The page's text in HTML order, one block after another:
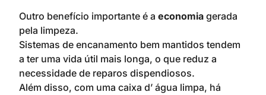
Outro benefício importante é a economia gerada
pela limpeza.
Sistemas de encanamento bem mantidos tendem
a ter uma vida útil mais longa, o que reduz a
necessidade de reparos dispendiosos.
Além disso, com uma caixa d’ água limpa, há